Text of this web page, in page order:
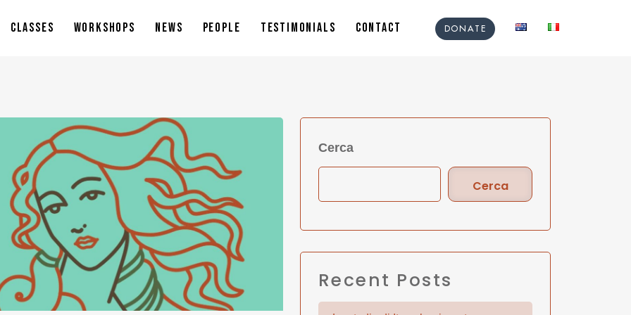
CLASSES WORKSHOPS NEWS PEOPLE TESTIMONIALS CONTACT DONATE
Cerca
Cerca
Recent Posts